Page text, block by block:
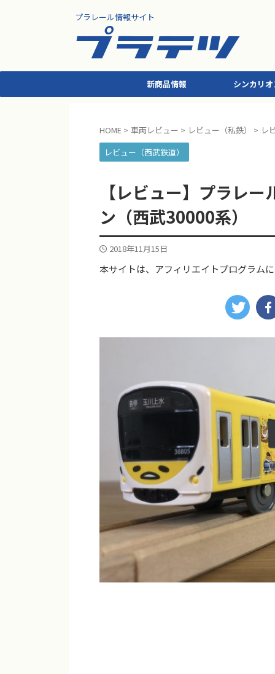
プラレール情報サイト
新商品情報 シンカリ
HOME > 車両レビュー > レビュー（私鉄） > レ
レビュー（西武鉄道）
【レビュー】プラレ
ン（西武30000系）
2018年11月15日
本サイトは、アフィリエイトプログラム